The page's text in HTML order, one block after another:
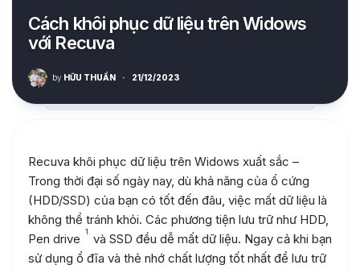
Cách khôi phục dữ liệu trên Widows
với Recuva
by HỮU THUẦN · 21/12/2023
Recuva khôi phục dữ liệu trên Widows xuất sắc –
Trong thời đại số ngày nay, dù khả năng của ổ cứng
(HDD/SSD) của bạn có tốt đến đâu, việc mất dữ liệu là
không thể tránh khỏi. Các phương tiện lưu trữ như HDD,
Pen drive
1
và SSD đều dễ mất dữ liệu. Ngay cả khi bạn
sử dụng ổ đĩa và thẻ nhớ chất lượng tốt nhất để lưu trữ